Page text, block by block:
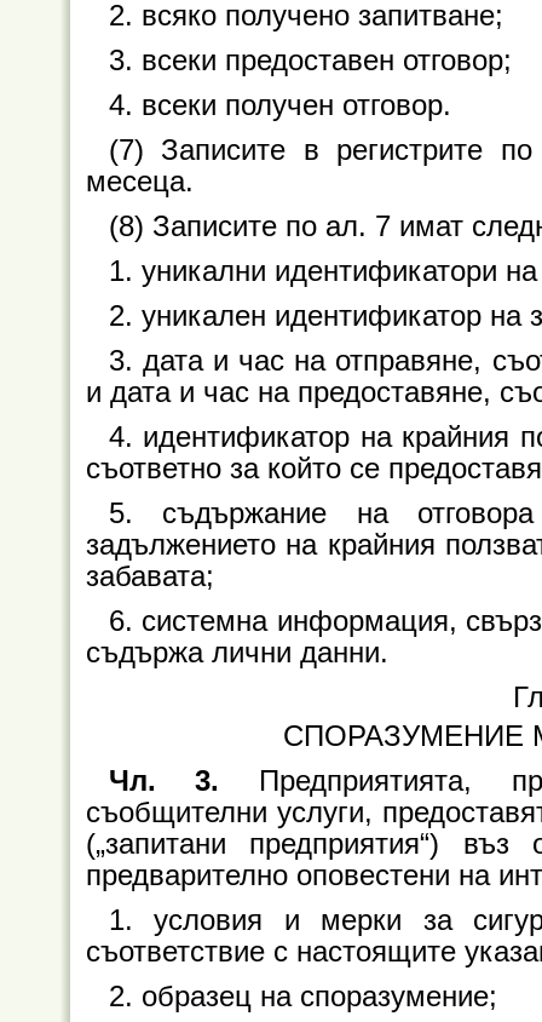
2. всяко получено запитване;
3. всеки предоставен отговор;
4. всеки получен отговор.
(7) Записите в регистрите
месеца.
(8) Записите по ал. 7 имат
1. уникални идентификатори
2. уникален идентификатор на
3. дата и час на отправяне,
и дата и час на предоставяне,
4. идентификатор на крайния
съответно за който се
5. съдържание на
задължението на крайния
забавата;
6. системна информация,
съдържа лични данни.
СПОРАЗУМЕНИЕ
Чл. 3. Предприятията,
съобщителни услуги,
(„запитани предприятия“)
предварително оповестени на
1. условия и мерки за
съответствие с настоящите
2. образец на споразумение;